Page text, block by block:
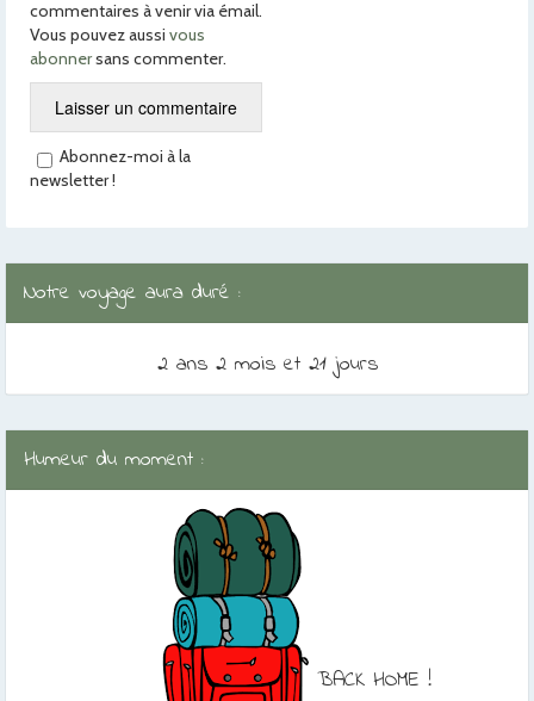
commentaires à venir via émail.
Vous pouvez aussi vous
abonnersans commenter.
Abonnez-moi à la
newsletter !
Notre voyage aura duré :
2 ans 2 mois et 21 jours
Humeur du moment :
BACK HOME !